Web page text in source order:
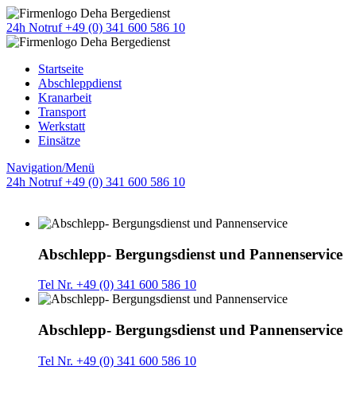
24h Notruf +49 (0) 341 600 586 10
Startseite
Abschleppdienst
Kranarbeit
Transport
Werkstatt
Einsätze
Navigation/Menü
24h Notruf +49 (0) 341 600 586 10
Abschlepp- Bergungsdienst und Pannenservice
Tel Nr. +49 (0) 341 600 586 10
Abschlepp- Bergungsdienst und Pannenservice
Tel Nr. +49 (0) 341 600 586 10